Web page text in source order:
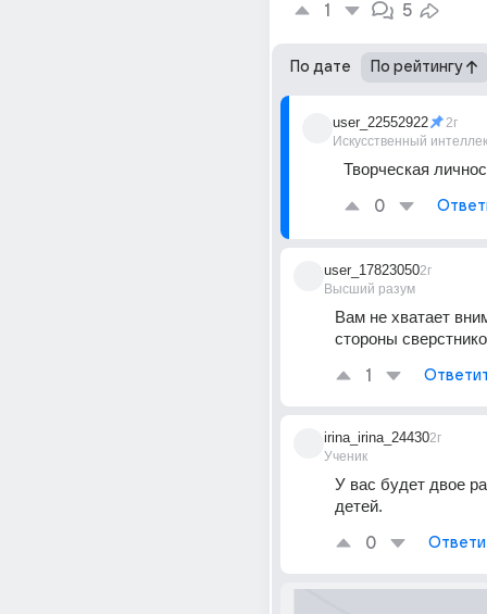
1 5
По дате По рейтингу
user_22552922
Искусственный
2г
Творческая
0
user_17823050
Высший разум
2г
Вам не хватает
стороны
1
irina_irina_24430
Ученик
2г
У вас будет двое
детей.
0